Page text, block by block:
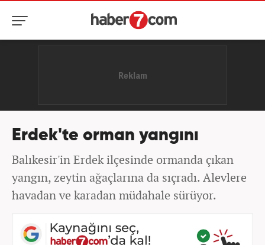
Erdek'te orman yangını
Balıkesir'in Erdek ilçesinde ormanda çıkan
yangın, zeytin ağaçlarına da sıçradı. Alevlere
havadan ve karadan müdahale sürüyor.